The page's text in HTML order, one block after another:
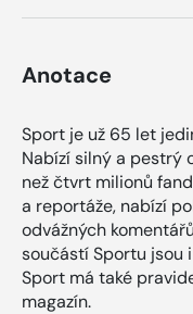
Anotace
Sport je už 65 let
Nabízí silný a pestrý
než čtvrt milionů
a reportáže, nabízí
odvážných
součástí Sportu jsou
Sport má také
magazín.